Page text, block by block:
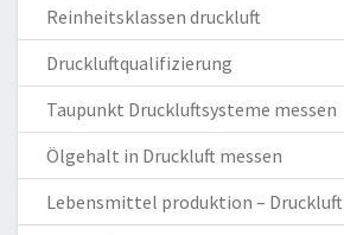
Reinheitsklassen druckluft
Druckluftqualifizierung
Taupunkt Druckluftsysteme messen
Ölgehalt in Druckluft messen
Lebensmittel produktion – Druckluft